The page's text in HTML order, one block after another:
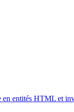
en entités HTML et